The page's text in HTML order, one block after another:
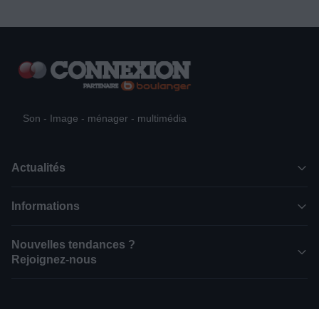
Son - Image - ménager - multimédia
Actualités
Informations
Nouvelles tendances ?
Rejoignez-nous